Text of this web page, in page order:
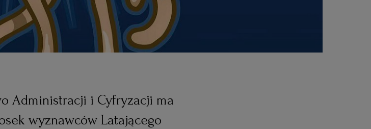
Administracji i Cyfryzacji ma
wyznawców Latającego